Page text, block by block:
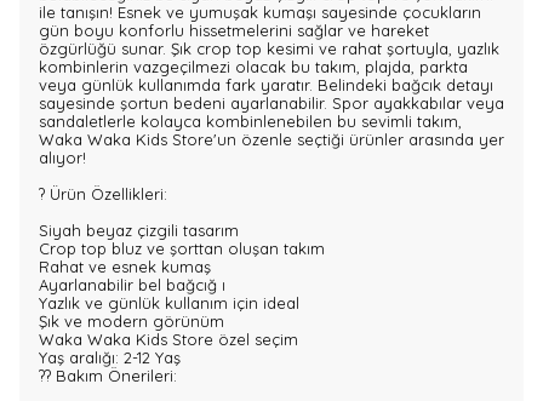
ile tanışın! Esnek ve yumuşak kumaşı sayesinde çocukların
gün boyu konforlu hissetmelerini sağlar ve hareket
özgürlüğü sunar. Şık crop top kesimi ve rahat şortuyla, yazlık
kombinlerin vazgeçilmezi olacak bu takım, plajda, parkta
veya günlük kullanımda fark yaratır. Belindeki bağcık detayı
sayesinde şortun bedeni ayarlanabilir. Spor ayakkabılar veya
sandaletlerle kolayca kombinlenebilen bu sevimli takım,
Waka Waka Kids Store'un özenle seçtiği ürünler arasında yer
alıyor!
? Ürün Özellikleri:
Siyah beyaz çizgili tasarım
Crop top bluz ve şorttan oluşan takım
Rahat ve esnek kumaş
Ayarlanabilir bel bağcığ ı
Yazlık ve günlük kullanım için ideal
Şık ve modern görünüm
Waka Waka Kids Store özel seçim
Yaş aralığı: 2-12 Yaş
?? Bakım Önerileri: